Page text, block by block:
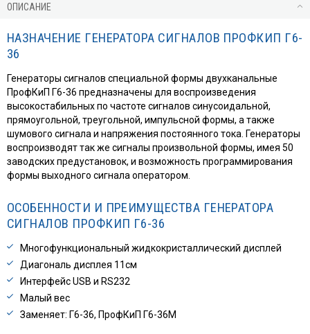
ОПИСАНИЕ
НАЗНАЧЕНИЕ ГЕНЕРАТОРА СИГНАЛОВ ПРОФКИП Г6-
36
Генераторы сигналов специальной формы двухканальные
ПрофКиП Г6-36 предназначены для воспроизведения
высокостабильных по частоте сигналов синусоидальной,
прямоугольной, треугольной, импульсной формы, а также
шумового сигнала и напряжения постоянного тока. Генераторы
воспроизводят так же сигналы произвольной формы, имея 50
заводских предустановок, и возможность программирования
формы выходного сигнала оператором.
ОСОБЕННОСТИ И ПРЕИМУЩЕСТВА ГЕНЕРАТОРА
СИГНАЛОВ ПРОФКИП Г6-36
Многофункциональный жидкокристаллический дисплей
Диагональ дисплея 11см
Интерфейс USB и RS232
Малый вес
Заменяет: Г6-36, ПрофКиП Г6-36М